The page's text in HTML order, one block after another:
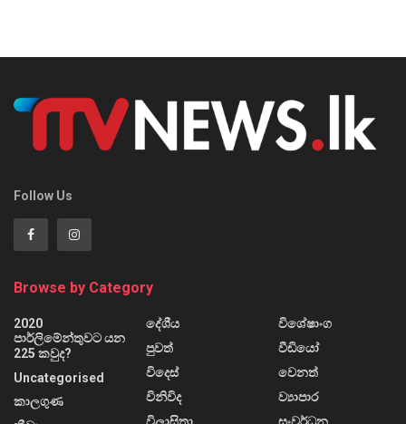
Follow Us
Browse by Category
2020
පාර්ලිමේන්තුවට යන
225 කවුද?
Uncategorised
කාලගුණ
දේශීය
පුවත්
විදෙස්
විනිවිද
විශේෂාංග
වීඩියෝ
වෙනත්
ව්‍යාපාර